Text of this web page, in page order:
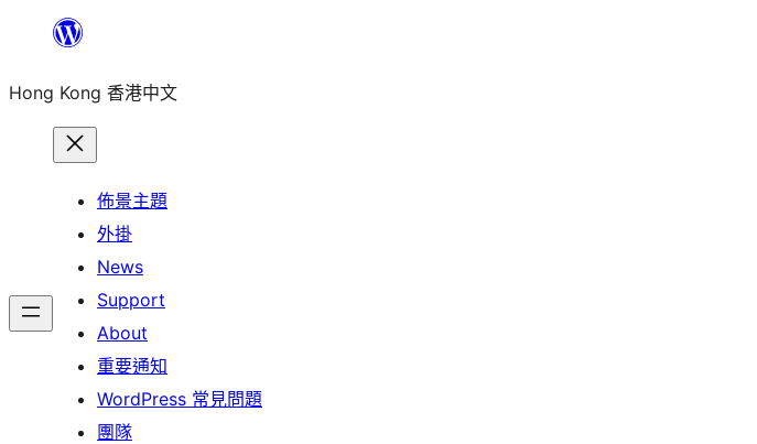
主
Hong Kong 香港中文
佈景主題
外掛
News
Support
About
重要通知
WordPress 常見問題
團隊